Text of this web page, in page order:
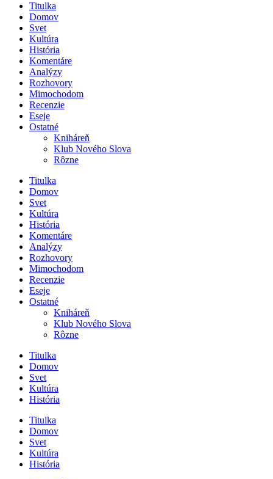
Titulka
Domov
Svet
Kultúra
História
Komentáre
Analýzy
Rozhovory
Mimochodom
Recenzie
Eseje
Ostatné
Kniháreň
Klub Nového Slova
Rôzne
Titulka
Domov
Svet
Kultúra
História
Komentáre
Analýzy
Rozhovory
Mimochodom
Recenzie
Eseje
Ostatné
Kniháreň
Klub Nového Slova
Rôzne
Titulka
Domov
Svet
Kultúra
História
Titulka
Domov
Svet
Kultúra
História